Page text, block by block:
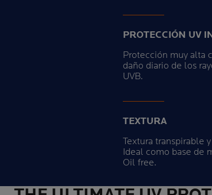
PROTECCIÓN UV
Protección muy alta
daño diario de los
UVB.
TEXTURA
Textura transpirable
Ideal como base de
Oil free.